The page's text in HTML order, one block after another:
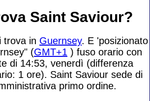
Saint Saviour?
trova in Guernsey. E 'posizionato
(GMT+1 ) fuso orario con
di 14:53, venerdì (differenza
1 ore). Saint Saviour sede di
primo ordine.